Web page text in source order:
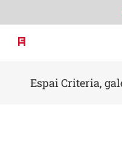
content
Espai Criteria,